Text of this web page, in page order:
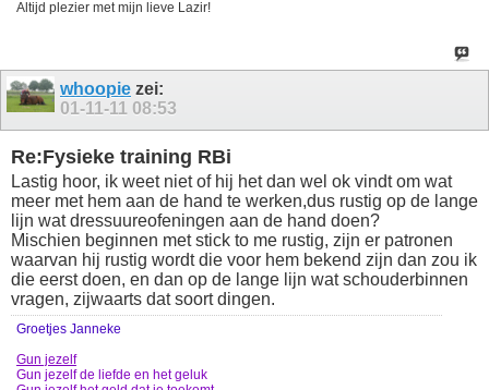
Altijd plezier met mijn lieve Lazir!
whoopie zei:
01-11-11 08:53
Re:Fysieke training RBi
Lastig hoor, ik weet niet of hij het dan wel ok vindt om wat
meer met hem aan de hand te werken,dus rustig op de lange
lijn wat dressuureofeningen aan de hand doen?
Mischien beginnen met stick to me rustig, zijn er patronen
waarvan hij rustig wordt die voor hem bekend zijn dan zou ik
die eerst doen, en dan op de lange lijn wat schouderbinnen
vragen, zijwaarts dat soort dingen.
Groetjes Janneke
Gun jezelf
Gun jezelf de liefde en het geluk